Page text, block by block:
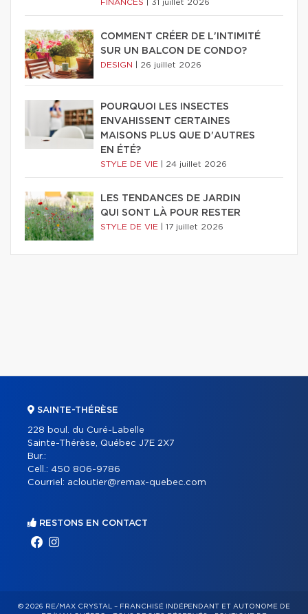
FINANCES 31 juillet 2026
COMMENT CRÉER DE L'INTIMITÉ
SUR UN BALCON DE CONDO?
DESIGN 26 juillet 2026
POURQUOI LES INSECTES
ENVAHISSENT CERTAINES
MAISONS PLUS QUE D'AUTRES
EN ÉTÉ?
STYLE DE VIE 24 juillet 2026
LES TENDANCES DE JARDIN
QUI SONT LÀ POUR RESTER
STYLE DE VIE 17 juillet 2026
SAINTE-THÉRÈSE
228 boul. du Curé-Labelle
Sainte-Thérèse, Québec J7E 2X7
Bur.:
Cell.: 450 806-9786
Courriel: acloutier@remax-quebec.com
RESTONS EN CONTACT
© 2026 RE/MAX CRYSTAL – FRANCHISÉ INDÉPENDANT ET AUTONOME DE